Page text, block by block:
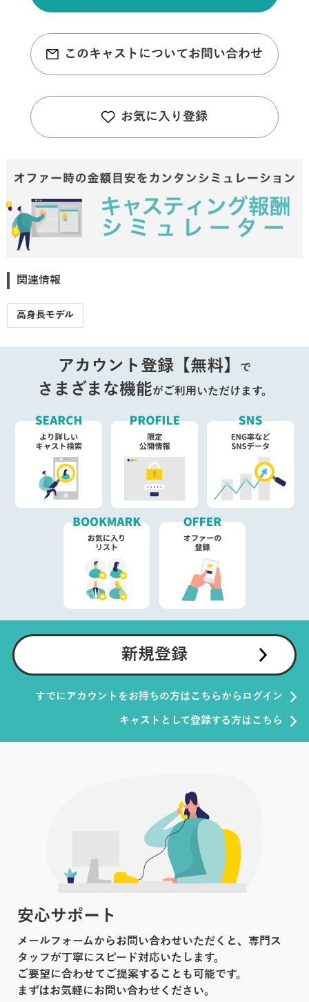
このキャストについてお問い合わせ
お気に入り登録
関連情報
高身長モデル
アカウント登録【無料】 で
さまざまな機能がご利用いただけます。
新規登録
すでにアカウントをお持ちの方はこちらからログイン
キャストとして登録する方はこちら
安心サポート
メールフォームからお問い合わせいただくと、専門ス
タッフが丁寧にスピード対応いたします。
ご要望に合わせてご提案することも可能です。
まずはお気軽にお問い合わせください。